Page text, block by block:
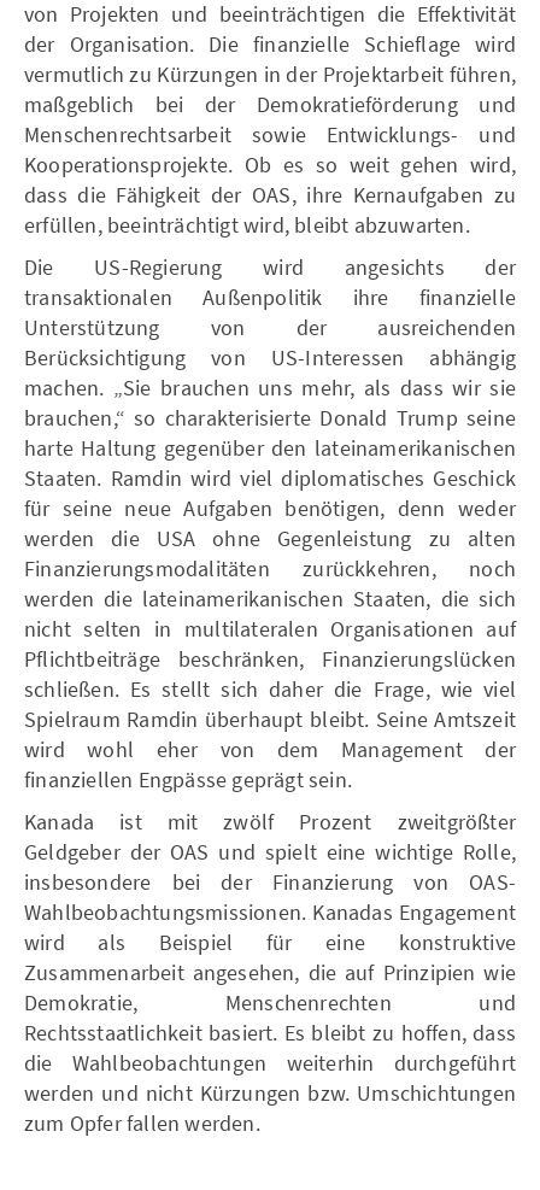
von Projekten und beeinträchtigen die Effektivität
der Organisation. Die finanzielle Schieflage wird
vermutlich zu Kürzungen in der Projektarbeit führen,
maßgeblich bei der Demokratieförderung und
Menschenrechtsarbeit sowie Entwicklungs- und
Kooperationsprojekte. Ob es so weit gehen wird,
dass die Fähigkeit der OAS, ihre Kernaufgaben zu
erfüllen, beeinträchtigt wird, bleibt abzuwarten.
Die US-Regierung wird angesichts der
transaktionalen Außenpolitik ihre finanzielle
Unterstützung von der ausreichenden
Berücksichtigung von US-Interessen abhängig
machen. „Sie brauchen uns mehr, als dass wir sie
brauchen,“ so charakterisierte Donald Trump seine
harte Haltung gegenüber den lateinamerikanischen
Staaten. Ramdin wird viel diplomatisches Geschick
für seine neue Aufgaben benötigen, denn weder
werden die USA ohne Gegenleistung zu alten
Finanzierungsmodalitäten zurückkehren, noch
werden die lateinamerikanischen Staaten, die sich
nicht selten in multilateralen Organisationen auf
Pflichtbeiträge beschränken, Finanzierungslücken
schließen. Es stellt sich daher die Frage, wie viel
Spielraum Ramdin überhaupt bleibt. Seine Amtszeit
wird wohl eher von dem Management der
finanziellen Engpässe geprägt sein.
Kanada ist mit zwölf Prozent zweitgrößter
Geldgeber der OAS und spielt eine wichtige Rolle,
insbesondere bei der Finanzierung von OAS-
Wahlbeobachtungsmissionen. Kanadas Engagement
wird als Beispiel für eine konstruktive
Zusammenarbeit angesehen, die auf Prinzipien wie
Demokratie, Menschenrechten und
Rechtsstaatlichkeit basiert. Es bleibt zu hoffen, dass
die Wahlbeobachtungen weiterhin durchgeführt
werden und nicht Kürzungen bzw. Umschichtungen
zum Opfer fallen werden.